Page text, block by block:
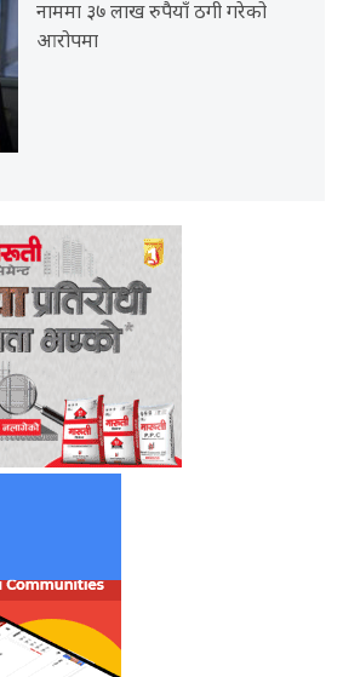
नाममा ३७ लाख रुपैयाँ ठगी गरेको
आरोपमा